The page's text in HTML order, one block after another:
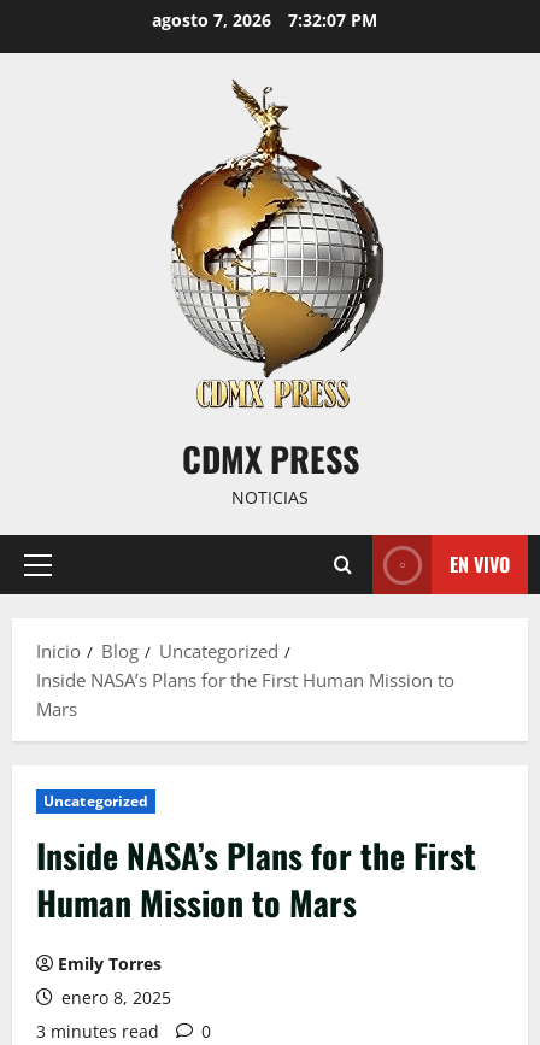
agosto 7, 2026 7:32:08 PM
CDMX PRESS
NOTICIAS
Menú
EN VIVO
Inicio Blog
Uncategorized
Inside NASA’s Plans for the First Human Mission to
Mars
Uncategorized
Inside NASA’s Plans for the First
Human Mission to Mars
Emily Torres
enero 8, 2025
3 minutes read
0